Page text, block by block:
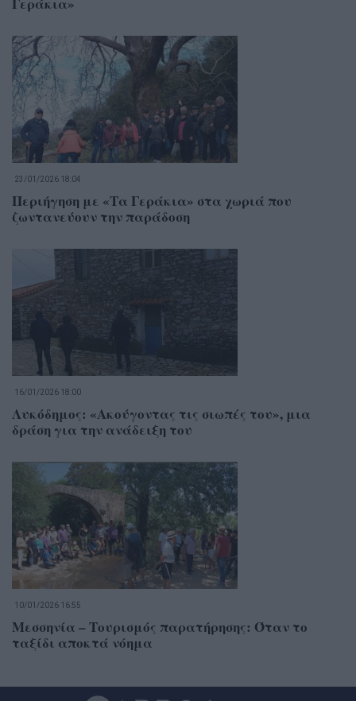
23/01/2026 18:04
Περιήγηση με «Τα Γεράκια» στα χωριά που
ζωντανεύουν την παράδοση
16/01/2026 18:00
Λυκόδημος: «Ακούγοντας τις σιωπές του», μια
δράση για την ανάδειξη του
10/01/2026 16:55
Μεσσηνία – Τουρισμός παρατήρησης: Όταν το
ταξίδι αποκτά νόημα